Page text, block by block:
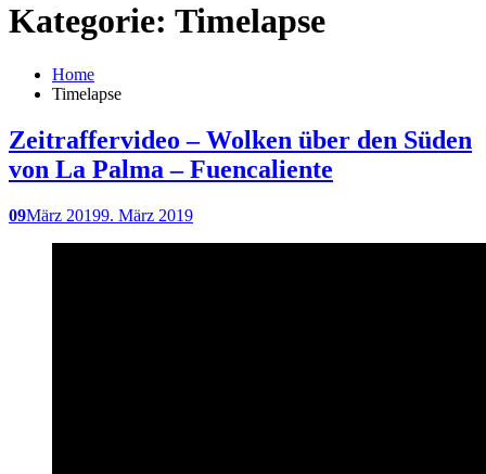
Kategorie: Timelapse
Home
Timelapse
Zeitraffervideo – Wolken über den Süden
von La Palma – Fuencaliente
09März 20199. März 2019